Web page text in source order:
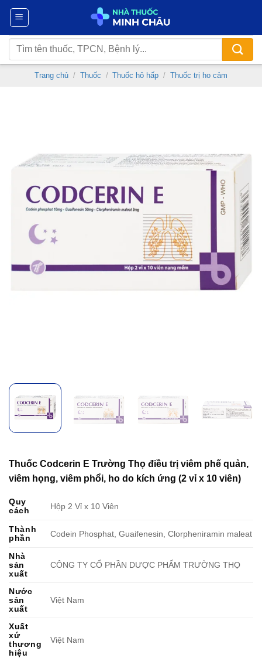
Chuyển
nội
dung
Tìm
kiếm:
Trang chủ / Thuốc / Thuốc hô hấp / Thuốc trị ho cảm
Thuốc Codcerin E Trường Thọ điều trị viêm phế quản,
viêm họng, viêm phổi, ho do kích ứng (2 vỉ x 10 viên)
Quy
cách
Hộp 2 Vỉ x 10 Viên
Thành
phần
Codein Phosphat, Guaifenesin, Clorpheniramin maleat
Nhà
sản
xuất
CÔNG TY CỔ PHẦN DƯỢC PHẨM TRƯỜNG THỌ
Nước
sản
xuất
Việt Nam
Xuất
xứ
thương
hiệu
Việt Nam